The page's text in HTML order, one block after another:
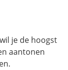
je de hoogst
aantonen